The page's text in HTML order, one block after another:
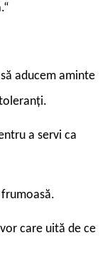
aducem aminte
a servi ca
care uită de ce